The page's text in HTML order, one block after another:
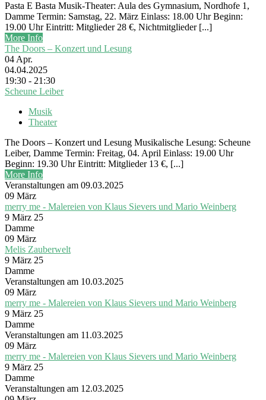
Pasta E Basta Musik-Theater: Aula des Gymnasium, Nordhofe 1,
Damme Termin: Samstag, 22. März Einlass: 18.00 Uhr Beginn:
19.00 Uhr Eintritt: Mitglieder 28 €, Nichtmitglieder [...]
More Info
The Doors – Konzert und Lesung
04 Apr.
04.04.2025
19:30 - 21:30
Scheune Leiber
Musik
Theater
The Doors – Konzert und Lesung Musikalische Lesung: Scheune
Leiber, Damme Termin: Freitag, 04. April Einlass: 19.00 Uhr
Beginn: 19.30 Uhr Eintritt: Mitglieder 13 €, [...]
More Info
Veranstaltungen am 09.03.2025
09 März
merry me - Malereien von Klaus Sievers und Mario Weinberg
9 März 25
Damme
09 März
Melis Zauberwelt
9 März 25
Damme
Veranstaltungen am 10.03.2025
09 März
merry me - Malereien von Klaus Sievers und Mario Weinberg
9 März 25
Damme
Veranstaltungen am 11.03.2025
09 März
merry me - Malereien von Klaus Sievers und Mario Weinberg
9 März 25
Damme
Veranstaltungen am 12.03.2025